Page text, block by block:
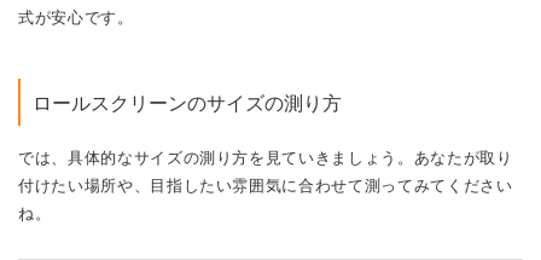
式が安心です。
ロールスクリーンのサイズの測り方
では、具体的なサイズの測り方を見ていきましょう。あなたが取り
付けたい場所や、目指したい雰囲気に合わせて測ってみてください
ね。